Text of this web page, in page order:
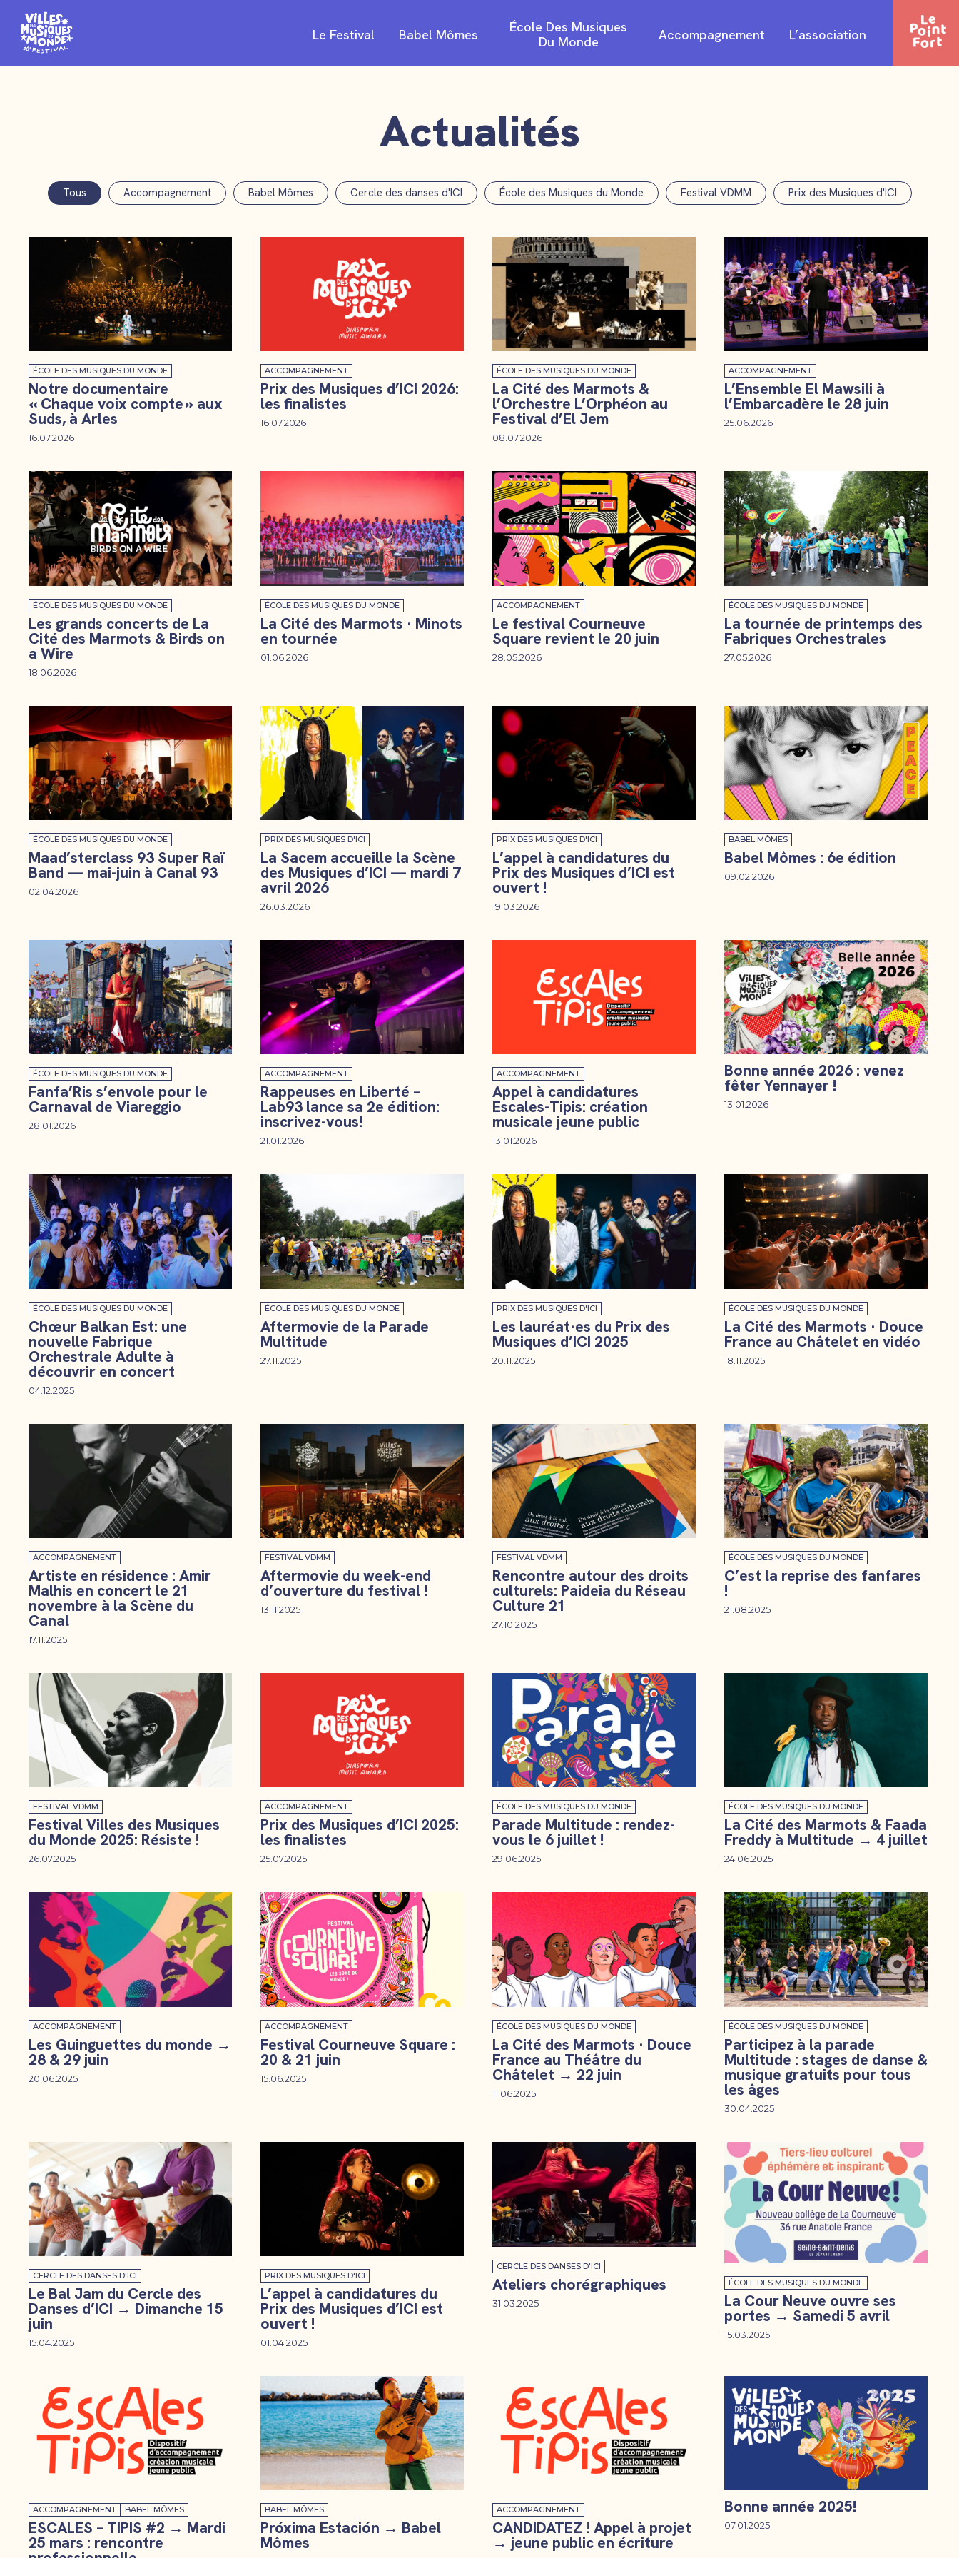
Aller
au
Le Festival Babel Mômes
École Des Musiques
Du Monde
Accompagnement L’association
Actualités
Tous Accompagnement Babel Mômes Cercle des danses d'ICI École des Musiques du Monde Festival VDMM Prix des Musiques d'ICI
ÉCOLE DES MUSIQUES DU MONDE
Notre documentaire
« Chaque voix compte » aux
Suds, à Arles
16.07.2026
ACCOMPAGNEMENT
Prix des Musiques d’ICI 2026:
les finalistes
16.07.2026
ÉCOLE DES MUSIQUES DU MONDE
La Cité des Marmots &
l’Orchestre L’Orphéon au
Festival d’El Jem
08.07.2026
ACCOMPAGNEMENT
L’Ensemble El Mawsili à
l’Embarcadère le 28 juin
25.06.2026
ÉCOLE DES MUSIQUES DU MONDE
Les grands concerts de La
Cité des Marmots & Birds on
a Wire
18.06.2026
ÉCOLE DES MUSIQUES DU MONDE
La Cité des Marmots · Minots
en tournée
01.06.2026
ACCOMPAGNEMENT
Le festival Courneuve
Square revient le 20 juin
28.05.2026
ÉCOLE DES MUSIQUES DU MONDE
La tournée de printemps des
Fabriques Orchestrales
27.05.2026
ÉCOLE DES MUSIQUES DU MONDE
Maad’sterclass 93 Super Raï
Band — mai-juin à Canal 93
02.04.2026
PRIX DES MUSIQUES D'ICI
La Sacem accueille la Scène
des Musiques d’ICI — mardi 7
avril 2026
26.03.2026
PRIX DES MUSIQUES D'ICI
L’appel à candidatures du
Prix des Musiques d’ICI est
ouvert !
19.03.2026
BABEL MÔMES
Babel Mômes : 6e édition
09.02.2026
ÉCOLE DES MUSIQUES DU MONDE
Fanfa’Ris s’envole pour le
Carnaval de Viareggio
28.01.2026
ACCOMPAGNEMENT
Rappeuses en Liberté –
Lab93 lance sa 2e édition:
inscrivez-vous!
21.01.2026
ACCOMPAGNEMENT
Appel à candidatures
Escales-Tipis: création
musicale jeune public
13.01.2026
Bonne année 2026 : venez
fêter Yennayer !
13.01.2026
ÉCOLE DES MUSIQUES DU MONDE
Chœur Balkan Est: une
nouvelle Fabrique
Orchestrale Adulte à
découvrir en concert
04.12.2025
ÉCOLE DES MUSIQUES DU MONDE
Aftermovie de la Parade
Multitude
27.11.2025
PRIX DES MUSIQUES D'ICI
Les lauréat·es du Prix des
Musiques d’ICI 2025
20.11.2025
ÉCOLE DES MUSIQUES DU MONDE
La Cité des Marmots · Douce
France au Châtelet en vidéo
18.11.2025
ACCOMPAGNEMENT
Artiste en résidence : Amir
Malhis en concert le 21
novembre à la Scène du
Canal
17.11.2025
FESTIVAL VDMM
Aftermovie du week-end
d’ouverture du festival !
13.11.2025
FESTIVAL VDMM
Rencontre autour des droits
culturels: Paideia du Réseau
Culture 21
27.10.2025
ÉCOLE DES MUSIQUES DU MONDE
C’est la reprise des fanfares
!
21.08.2025
FESTIVAL VDMM
Festival Villes des Musiques
du Monde 2025: Résiste !
26.07.2025
ACCOMPAGNEMENT
Prix des Musiques d’ICI 2025:
les finalistes
25.07.2025
ÉCOLE DES MUSIQUES DU MONDE
Parade Multitude : rendez-
vous le 6 juillet !
29.06.2025
ÉCOLE DES MUSIQUES DU MONDE
La Cité des Marmots & Faada
Freddy à Multitude → 4 juillet
24.06.2025
ACCOMPAGNEMENT
Les Guinguettes du monde →
28 & 29 juin
20.06.2025
ACCOMPAGNEMENT
Festival Courneuve Square :
20 & 21 juin
15.06.2025
ÉCOLE DES MUSIQUES DU MONDE
La Cité des Marmots · Douce
France au Théâtre du
Châtelet → 22 juin
11.06.2025
ÉCOLE DES MUSIQUES DU MONDE
Participez à la parade
Multitude : stages de danse &
musique gratuits pour tous
les âges
30.04.2025
CERCLE DES DANSES D'ICI
Le Bal Jam du Cercle des
Danses d’ICI → Dimanche 15
juin
15.04.2025
PRIX DES MUSIQUES D'ICI
L’appel à candidatures du
Prix des Musiques d’ICI est
ouvert !
01.04.2025
CERCLE DES DANSES D'ICI
Ateliers chorégraphiques
31.03.2025
ÉCOLE DES MUSIQUES DU MONDE
La Cour Neuve ouvre ses
portes → Samedi 5 avril
15.03.2025
ACCOMPAGNEMENT BABEL MÔMES
ESCALES – TIPIS #2 → Mardi
25 mars : rencontre
BABEL MÔMES
Próxima Estación → Babel
Mômes
ACCOMPAGNEMENT
CANDIDATEZ ! Appel à projet
→ jeune public en écriture
Bonne année 2025!
07.01.2025